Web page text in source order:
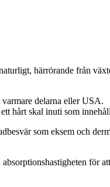
härrörande från
delarna eller USA.
hårt skal inuti som
som eksem och
för